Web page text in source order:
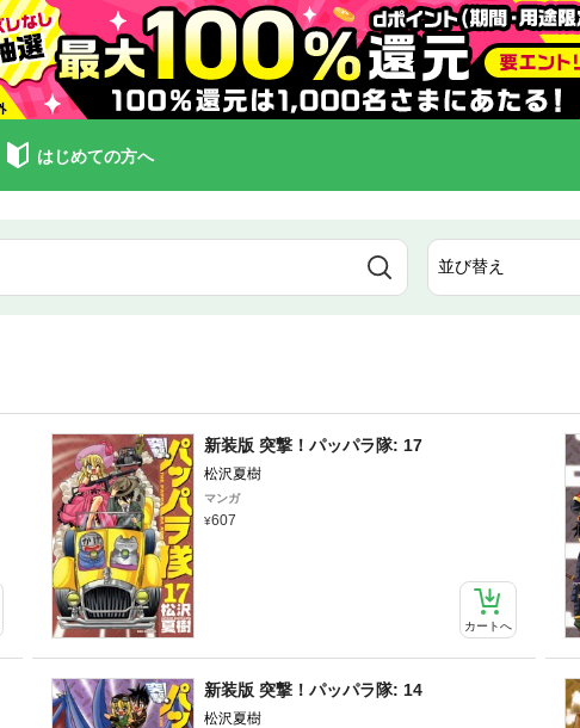
はじめての方へ
新装版 突撃！パッパラ隊: 17
松沢夏樹
マンガ
607
カートへ
新装版 突撃！パッパラ隊: 14
松沢夏樹